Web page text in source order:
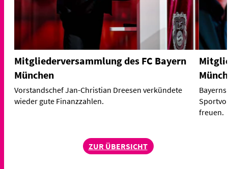
Mitgliederversammlung des FC Bayern
München
Vorstandschef Jan-Christian Dreesen verkündete
wieder gute Finanzzahlen.
freuen.
ZUR ÜBERSICHT